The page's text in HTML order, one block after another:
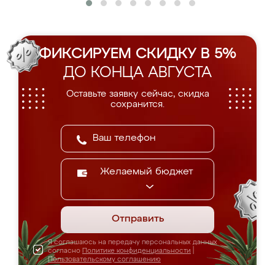
ФИКСИРУЕМ СКИДКУ В 5%
ДО КОНЦА АВГУСТА
Оставьте заявку сейчас, скидка
сохранится.
Желаемый бюджет
Отправить
Я соглашаюсь на передачу персональных данных
согласно Политике конфиденциальности
Пользовательскому соглашению